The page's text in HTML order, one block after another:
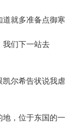
就多准备点御寒
我们下一站去
尔希告状说我虐
，位于东国的一